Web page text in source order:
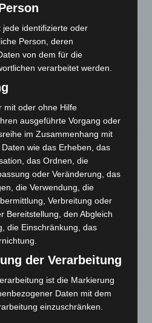
feiern in Hildesheim
Susann Mehring zeigt ihre
Isernhagen
startet zwischen Hannover-West
kehren nach
zurück
Population in Niedersachsen
in Neuwarmbüchen schnell
Notfallsanitäter starten beim
jede identifizierte oder
Person, deren
von dem für die
verarbeitet werden.
mit oder ohne Hilfe
ausgeführte Vorgang oder
im Zusammenhang mit
wie das Erheben, das
das Ordnen, die
oder Veränderung, das
die Verwendung, die
Verbreitung oder
Bereitstellung, den Abgleich
die Einschränkung, das
der Verarbeitung
ist die Markierung
Daten mit dem
einzuschränken.